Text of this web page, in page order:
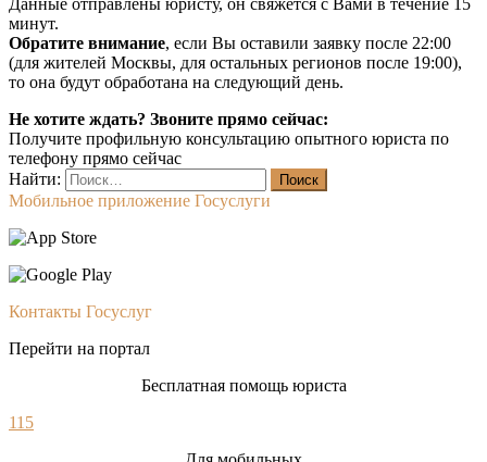
Данные отправлены юристу, он свяжется с Вами в течение 15
минут.
Обратите внимание, если Вы оставили заявку после 22:00
(для жителей Москвы, для остальных регионов после 19:00),
то она будут обработана на следующий день.
Не хотите ждать? Звоните прямо сейчас:
Получите профильную консультацию опытного юриста по
телефону прямо сейчас
Найти:
Мобильное приложение Госуслуги
Контакты Госуслуг
Перейти на портал
Бесплатная помощь юриста
115